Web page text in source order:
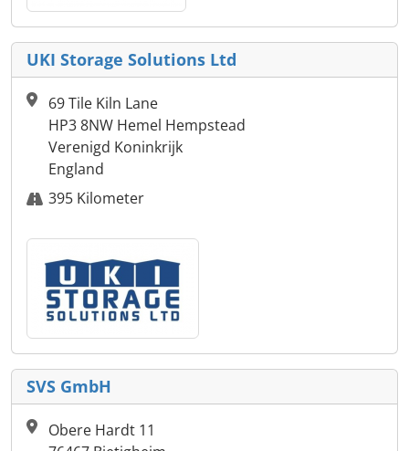
UKI Storage Solutions Ltd
69 Tile Kiln Lane
HP3 8NW Hemel Hempstead
Verenigd Koninkrijk
England
395 Kilometer
SVS GmbH
Obere Hardt 11